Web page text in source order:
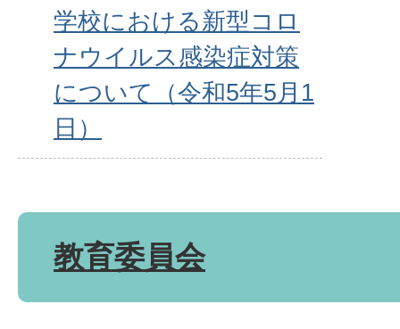
学校における新型コロ
ナウイルス感染症対策
について（令和5年5月1
日）
教育委員会